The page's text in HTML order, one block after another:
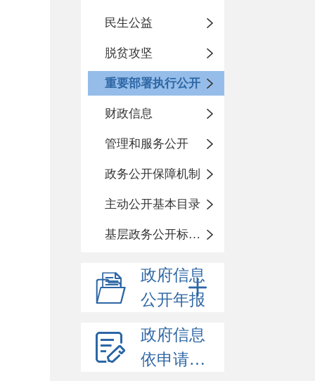
民生公益
脱贫攻坚
重要部署执行公开
财政信息
管理和服务公开
政务公开保障机制
主动公开基本目录
基层政务公开标准化目录
政府信息
公开年报
政府信息
依申请公开